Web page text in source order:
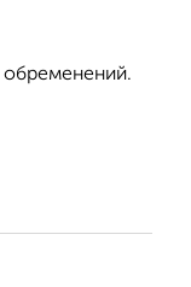
обременений.